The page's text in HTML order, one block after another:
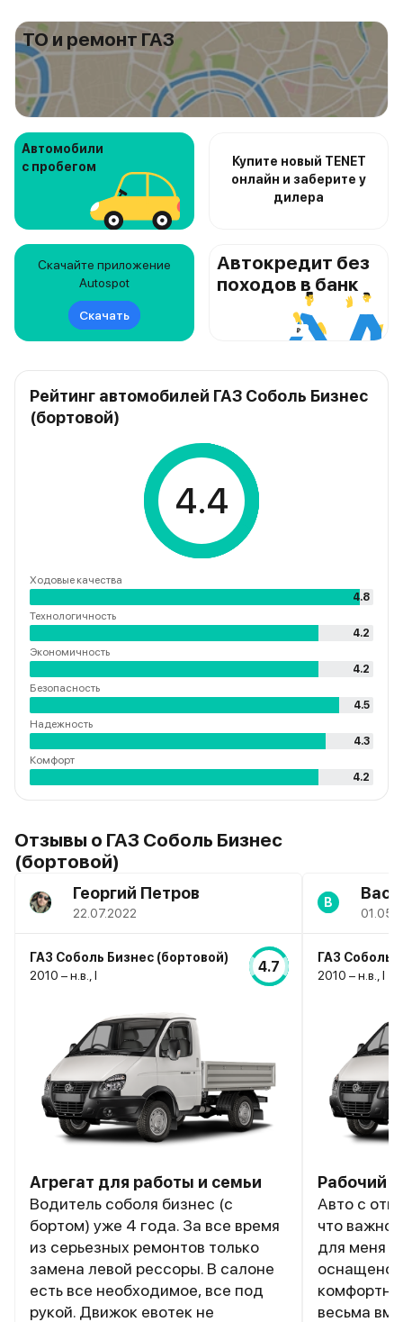
ТО и ремонт ГАЗ
Автомобили
с пробегом
Купите новый TENET
онлайн и заберите у
дилера
Скачайте приложение
Autospot
Скачать
Автокредит без
походов в банк
Рейтинг автомобилей ГАЗ Соболь Бизнес
(бортовой)
4.4
Ходовые качества
4.8
Технологичность
4.2
Экономичность
4.2
Безопасность
4.5
Надежность
4.3
Комфорт
4.2
Отзывы о ГАЗ Соболь Бизнес
(бортовой)
Георгий Петров
22.07.2022
ГАЗ Соболь Бизнес (бортовой)
2010 – н.в., I
4.7
Агрегат для работы и семьи
Водитель соболя бизнес (с
бортом) уже 4 года. За все время
из серьезных ремонтов только
замена левой рессоры. В салоне
есть все необходимое, все под
рукой. Движок евотек не
В
ГАЗ Соболь
2010 – н.в., I
Рабочий
Авто с
что важно
для меня
оснащено
весьма